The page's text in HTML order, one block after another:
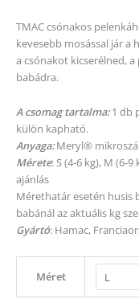
TMAC csónakos
kevesebb mosással jár a
a csónakot kicserélned,
babádra.
A csomag tartalma:1 db
külön kapható.
Anyaga: Meryl® mikroszál
Mérete: S (4-6 kg), M (6-
ajánlás
Mérethatár esetén husis
babánál az aktuális kg
Gyártó: Hamac,
Méret